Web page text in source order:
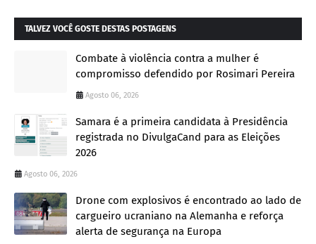
TALVEZ VOCÊ GOSTE DESTAS POSTAGENS
Combate à violência contra a mulher é
compromisso defendido por Rosimari Pereira
Agosto 06, 2026
Samara é a primeira candidata à Presidência
registrada no DivulgaCand para as Eleições
2026
Agosto 06, 2026
Drone com explosivos é encontrado ao lado de
cargueiro ucraniano na Alemanha e reforça
alerta de segurança na Europa